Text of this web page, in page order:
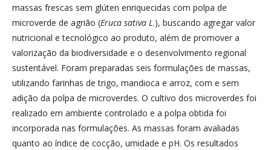
massas frescas sem glúten enriquecidas com polpa de
microverde de agrião (Eruca sativa L.), buscando agregar valor
nutricional e tecnológico ao produto, além de promover a
valorização da biodiversidade e o desenvolvimento regional
sustentável. Foram preparadas seis formulações de massas,
utilizando farinhas de trigo, mandioca e arroz, com e sem
adição da polpa de microverdes. O cultivo dos microverdes foi
realizado em ambiente controlado e a polpa obtida foi
incorporada nas formulações. As massas foram avaliadas
quanto ao índice de cocção, umidade e pH. Os resultados